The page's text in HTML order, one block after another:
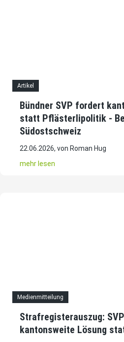
Artikel
Bündner SVP fordert
statt Pflästerlipolitik -
Südostschweiz
22.06.2026, von Roman Hug
mehr lesen
Medienmitteilung
Strafregisterauszug:
kantonsweite Lösung